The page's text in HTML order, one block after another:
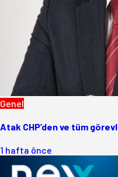
Genel
Atak CHP’den ve tüm
1 hafta önce